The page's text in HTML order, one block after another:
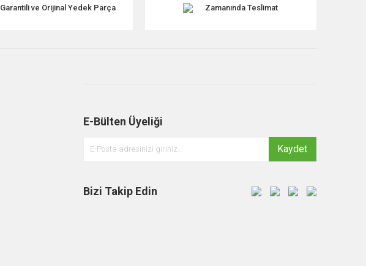
Garantili ve Orijinal Yedek Parça Zamanında Teslimat
E-Bülten Üyeliği
Kaydet
Bizi Takip Edin